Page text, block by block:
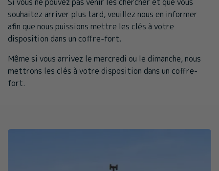
souhaitez arriver plus tard, veuillez nous en informer
afin que nous puissions mettre les clés à votre
disposition dans un coffre-fort.
Même si vous arrivez le mercredi ou le dimanche, nous
mettrons les clés à votre disposition dans un coffre-
fort.